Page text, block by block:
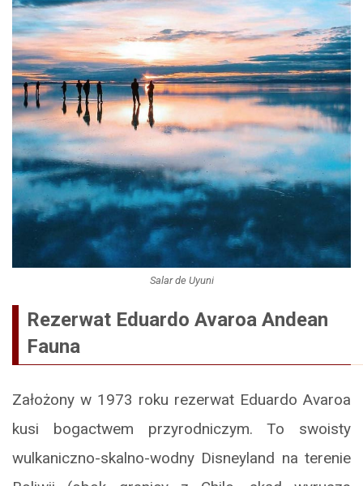
Salar de Uyuni
Rezerwat Eduardo Avaroa Andean
Fauna
Założony w 1973 roku rezerwat Eduardo Avaroa
kusi bogactwem przyrodniczym. To swoisty
wulkaniczno-skalno-wodny Disneyland na terenie